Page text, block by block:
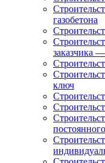
газобетона
заказчика
ключ